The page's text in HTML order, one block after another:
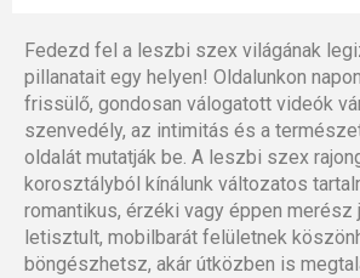
Fedezd fel a leszbi szex világának
pillanatait egy helyen! Oldalunkon
frissülő, gondosan válogatott videók
szenvedély, az intimitás és a
oldalát mutatják be. A leszbi szex
korosztályból kínálunk változatos
romantikus, érzéki vagy éppen merész
letisztult, mobilbarát felületnek
böngészhetsz, akár útközben is